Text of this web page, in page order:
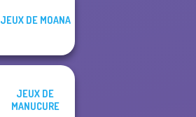
JEUX DE MOANA
JEUX DE
MANUCURE